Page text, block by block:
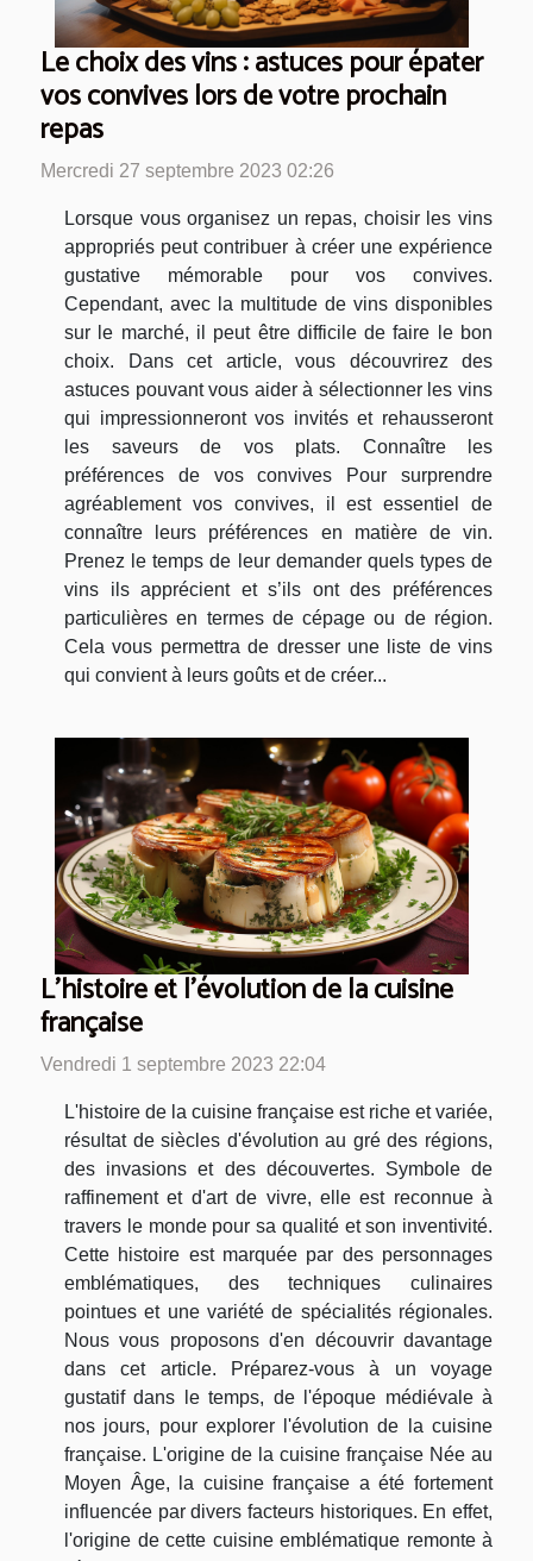
Le choix des vins : astuces pour épater
vos convives lors de votre prochain
repas
Mercredi 27 septembre 2023 02:26
Lorsque vous organisez un repas, choisir les vins
appropriés peut contribuer à créer une expérience
gustative mémorable pour vos convives.
Cependant, avec la multitude de vins disponibles
sur le marché, il peut être difficile de faire le bon
choix. Dans cet article, vous découvrirez des
astuces pouvant vous aider à sélectionner les vins
qui impressionneront vos invités et rehausseront
les saveurs de vos plats. Connaître les
préférences de vos convives Pour surprendre
agréablement vos convives, il est essentiel de
connaître leurs préférences en matière de vin.
Prenez le temps de leur demander quels types de
vins ils apprécient et s’ils ont des préférences
particulières en termes de cépage ou de région.
Cela vous permettra de dresser une liste de vins
qui convient à leurs goûts et de créer...
L'histoire et l'évolution de la cuisine
française
Vendredi 1 septembre 2023 22:04
L'histoire de la cuisine française est riche et variée,
résultat de siècles d'évolution au gré des régions,
des invasions et des découvertes. Symbole de
raffinement et d'art de vivre, elle est reconnue à
travers le monde pour sa qualité et son inventivité.
Cette histoire est marquée par des personnages
emblématiques, des techniques culinaires
pointues et une variété de spécialités régionales.
Nous vous proposons d'en découvrir davantage
dans cet article. Préparez-vous à un voyage
gustatif dans le temps, de l'époque médiévale à
nos jours, pour explorer l'évolution de la cuisine
française. L'origine de la cuisine française Née au
Moyen Âge, la cuisine française a été fortement
influencée par divers facteurs historiques. En effet,
l'origine de cette cuisine emblématique remonte à